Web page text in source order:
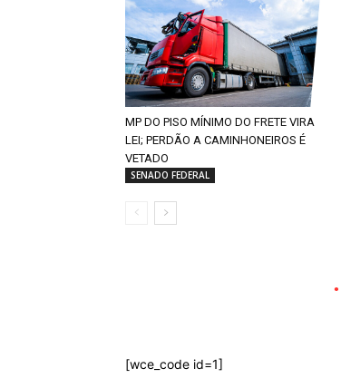
MP DO PISO MÍNIMO DO FRETE VIRA
LEI; PERDÃO A CAMINHONEIROS É
VETADO
SENADO FEDERAL
[wce_code id=1]